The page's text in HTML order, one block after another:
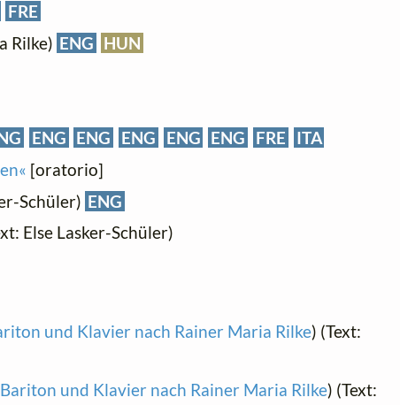
FRE
Rilke) ENG HUN
ENG ENG ENG ENG ENG FRE
ITA
[oratorio]
Schüler) ENG
Else Lasker-Schüler)
und Klavier nach Rainer Maria Rilke) (Text:
und Klavier nach Rainer Maria Rilke) (Text: